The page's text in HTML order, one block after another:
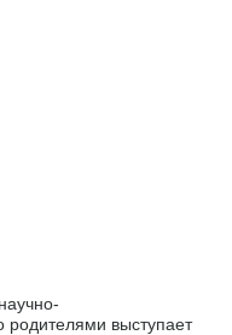
родителями выступает